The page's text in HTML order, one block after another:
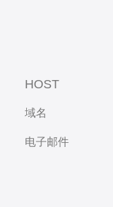
HOST
域名
电子邮件